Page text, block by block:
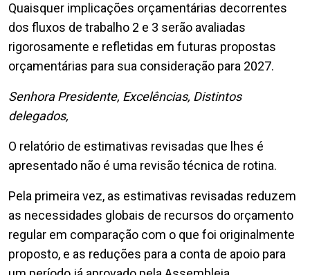
Quaisquer implicações orçamentárias decorrentes
dos fluxos de trabalho 2 e 3 serão avaliadas
rigorosamente e refletidas em futuras propostas
orçamentárias para sua consideração para 2027.
Senhora Presidente, Excelências, Distintos
delegados,
O relatório de estimativas revisadas que lhes é
apresentado não é uma revisão técnica de rotina.
Pela primeira vez, as estimativas revisadas reduzem
as necessidades globais de recursos do orçamento
regular em comparação com o que foi originalmente
proposto, e as reduções para a conta de apoio para